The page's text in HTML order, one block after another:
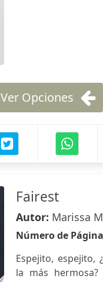
Ver Opciones
Fairest
Autor: Marissa
Número de
Espejito, espejito,
la más hermosa?